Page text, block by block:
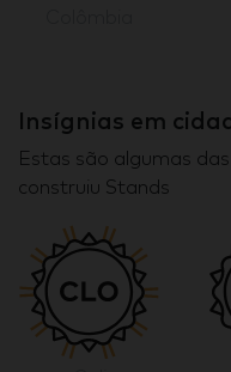
Insígnias em
Estas são algumas
construiu Stands